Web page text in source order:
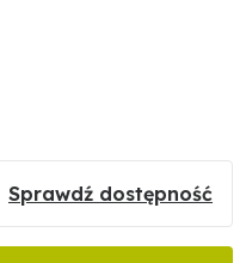
Sprawdź dostępność